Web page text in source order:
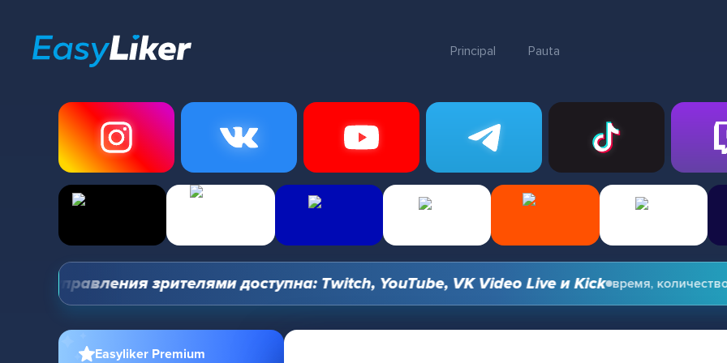
Principal Pauta
управления зрителями доступна: Twitch, YouTube, VK Video Live и Kick время, количество и
Easyliker Premium